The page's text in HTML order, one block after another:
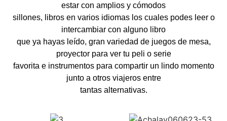
estar con amplios y cómodos
sillones, libros en varios idiomas los cuales podes leer o
intercambiar con alguno libro
que ya hayas leído, gran variedad de juegos de mesa,
proyector para ver tu peli o serie
favorita e instrumentos para compartir un lindo momento
junto a otros viajeros entre
tantas alternativas.